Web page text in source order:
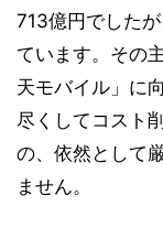
713億円でした
ています。その
天モバイル」に
尽くしてコスト
の、依然として
ません。